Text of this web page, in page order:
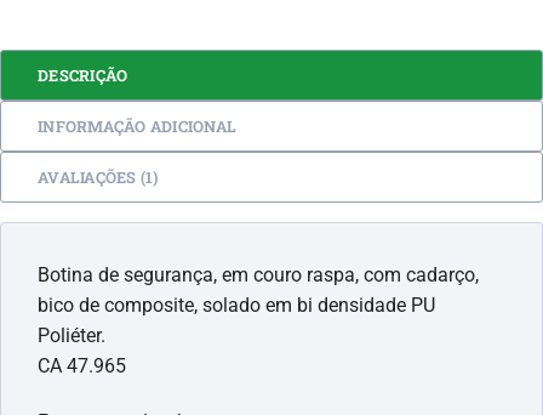
DESCRIÇÃO
INFORMAÇÃO ADICIONAL
AVALIAÇÕES (1)
Botina de segurança, em couro raspa, com cadarço,
bico de composite, solado em bi densidade PU
Poliéter.
CA 47.965